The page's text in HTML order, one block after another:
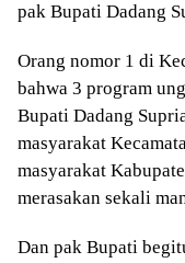
pak Bupati Dadang
Orang nomor 1 di
bahwa 3 program
Bupati Dadang
masyarakat
masyarakat
merasakan sekali
Dan pak Bupati